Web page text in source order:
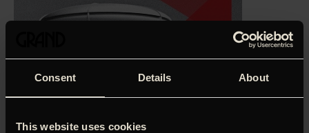
Consent Details About
This website uses cookies